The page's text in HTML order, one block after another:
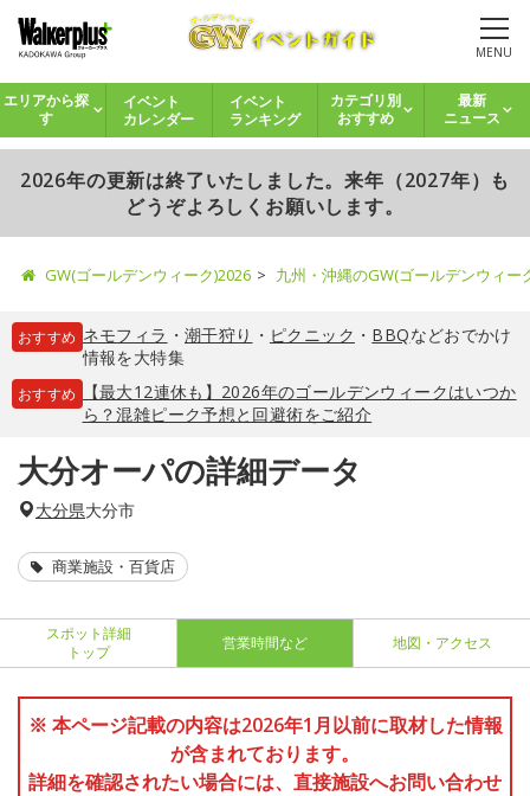
MENU
エリアから探
す
イベント
カレンダー
イベント
ランキング
カテゴリ別
おすすめ
最新
ニュース
2026年の更新は終了いたしました。来年（2027年）も
どうぞよろしくお願いします。
GW(ゴールデンウィーク)2026 九州・沖縄のGW(ゴールデンウィ
おすすめ ネモフィラ ・ 潮干狩り ・ ピクニック ・ BBQなどおでかけ
情報を大特集
おすすめ
【最大12連休も】2026年のゴールデンウィークはいつか
ら？混雑ピーク予想と回避術をご紹介
大分オーパの詳細データ
大分県大分市
商業施設・百貨店
スポット詳細
トップ
営業時間など 地図・アクセス
※ 本ページ記載の内容は2026年1月以前に取材した情報
が含まれております。
詳細を確認されたい場合には、直接施設へお問い合わせ